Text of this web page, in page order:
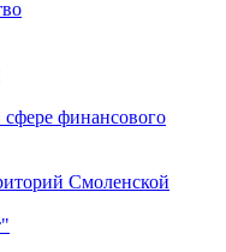
финансового
Смоленской